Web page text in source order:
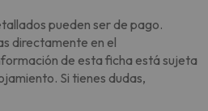
pueden ser de pago.
directamente en el
de esta ficha está sujeta
Si tienes dudas,